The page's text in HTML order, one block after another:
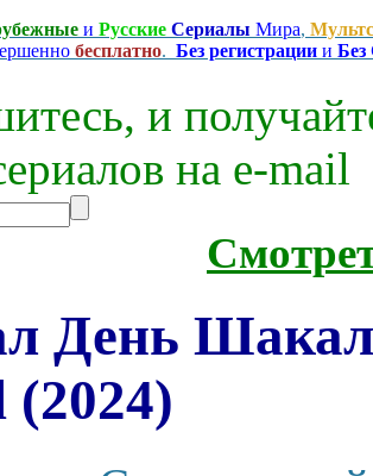
и Русские Сериалы Мира,
бесплатно. Без регистрации и
и
на e-mаil
День
(2024)